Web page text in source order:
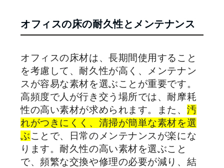
オフィスの床の耐久性とメンテナンス
オフィスの床材は、長期間使用すること
を考慮して、耐久性が高く、メンテナン
スが容易な素材を選ぶことが重要です。
高頻度で人が行き交う場所では、耐摩耗
性の高い素材が求められます。また、 汚
れがつきにくく、清掃が簡単な素材を選
ぶことで、日常のメンテナンスが楽にな
ります。耐久性の高い素材を選ぶこと
で、頻繁な交換や修理の必要が減り、結